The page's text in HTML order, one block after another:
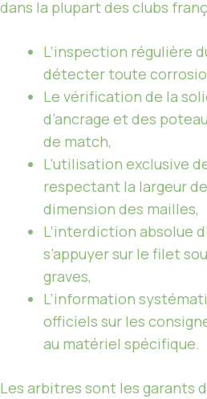
dans la plupart des clubs
L’inspection régulière
détecter toute
Le vérification de la
d’ancrage et des
de match,
L’utilisation exclusive
respectant la largeur
dimension des mailles,
L’interdiction absolue
s’appuyer sur le filet
graves,
L’information
officiels sur les
au matériel spécifique.
Les arbitres sont les garants